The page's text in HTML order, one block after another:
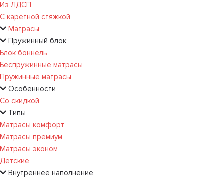
Из ЛДСП
С каретной стяжкой
Матрасы
Пружинный блок
Блок боннель
Беспружинные матрасы
Пружинные матрасы
Особенности
Со скидкой
Типы
Матрасы комфорт
Матрасы премиум
Матрасы эконом
Детские
Внутреннее наполнение